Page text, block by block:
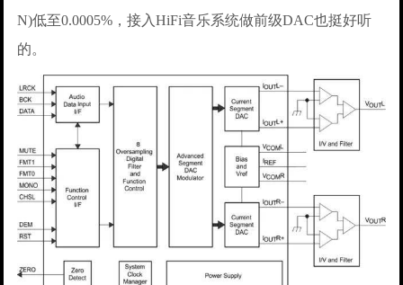
N)低至0.0005%，接入HiFi音乐系统做前级DAC也挺好听
的。